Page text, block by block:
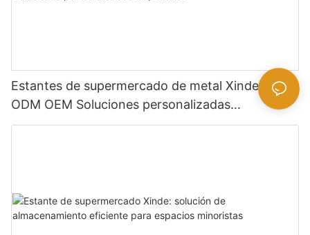
Estantes de supermercado de metal Xinde -
ODM OEM Soluciones personalizadas
disponibles